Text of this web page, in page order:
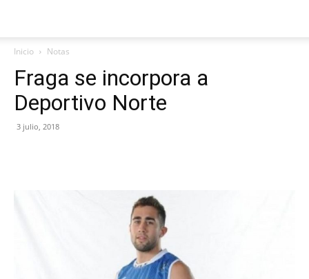
Inicio Notas
Fraga se incorpora a
Deportivo Norte
3 julio, 2018